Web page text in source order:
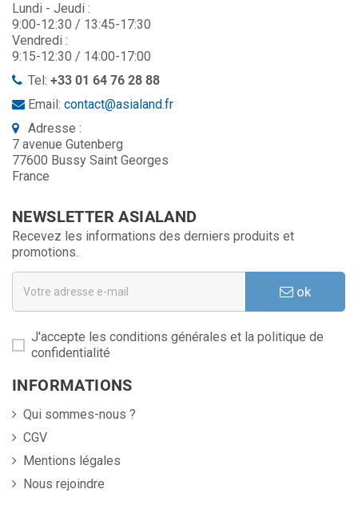
Lundi - Jeudi :
9:00-12:30 / 13:45-17:30
Vendredi :
9:15-12:30 / 14:00-17:00
Tel: +33 01 64 76 28 88
Email: contact@asialand.fr
Adresse :
7 avenue Gutenberg
77600 Bussy Saint Georges
France
NEWSLETTER ASIALAND
Recevez les informations des derniers produits et
promotions.
ok
J'accepte les conditions générales et la politique de
confidentialité
INFORMATIONS
Qui sommes-nous ?
CGV
Mentions légales
Nous rejoindre